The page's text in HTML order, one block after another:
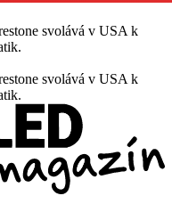
svolává v USA k
svolává v USA k